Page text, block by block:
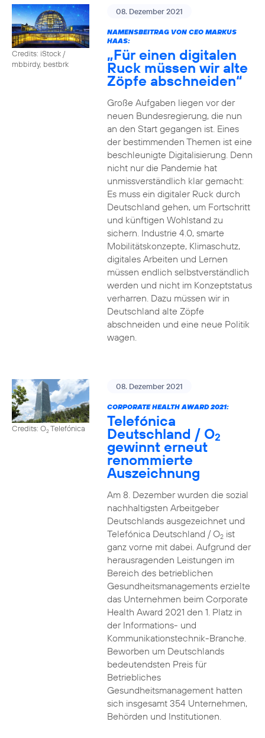
Credits: iStock /
mbbirdy, bestbrk
08. Dezember 2021
NAMENSBEITRAG VON CEO MARKUS
HAAS:
„Für einen digitalen
Ruck müssen wir alte
Zöpfe abschneiden“
Große Aufgaben liegen vor der
neuen Bundesregierung, die nun
an den Start gegangen ist. Eines
der bestimmenden Themen ist eine
beschleunigte Digitalisierung. Denn
nicht nur die Pandemie hat
unmissverständlich klar gemacht:
Es muss ein digitaler Ruck durch
Deutschland gehen, um Fortschritt
und künftigen Wohlstand zu
sichern. Industrie 4.0, smarte
Mobilitätskonzepte, Klimaschutz,
digitales Arbeiten und Lernen
müssen endlich selbstverständlich
werden und nicht im Konzeptstatus
verharren. Dazu müssen wir in
Deutschland alte Zöpfe
abschneiden und eine neue Politik
wagen.
Credits: O2Telefónica
08. Dezember 2021
CORPORATE HEALTH AWARD 2021:
Telefónica
Deutschland / O2
gewinnt erneut
renommierte
Auszeichnung
Am 8. Dezember wurden die sozial
nachhaltigsten Arbeitgeber
Deutschlands ausgezeichnet und
Telefónica Deutschland / O2ist
ganz vorne mit dabei. Aufgrund der
herausragenden Leistungen im
Bereich des betrieblichen
Gesundheitsmanagements erzielte
das Unternehmen beim Corporate
Health Award 2021 den 1. Platz in
der Informations- und
Kommunikationstechnik-Branche.
Beworben um Deutschlands
bedeutendsten Preis für
Betriebliches
Gesundheitsmanagement hatten
sich insgesamt 354 Unternehmen,
Behörden und Institutionen.